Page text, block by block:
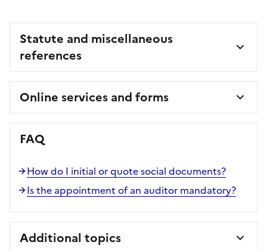
Statute and miscellaneous
references
Online services and forms
FAQ
How do I initial or quote social documents?
Is the appointment of an auditor mandatory?
Additional topics